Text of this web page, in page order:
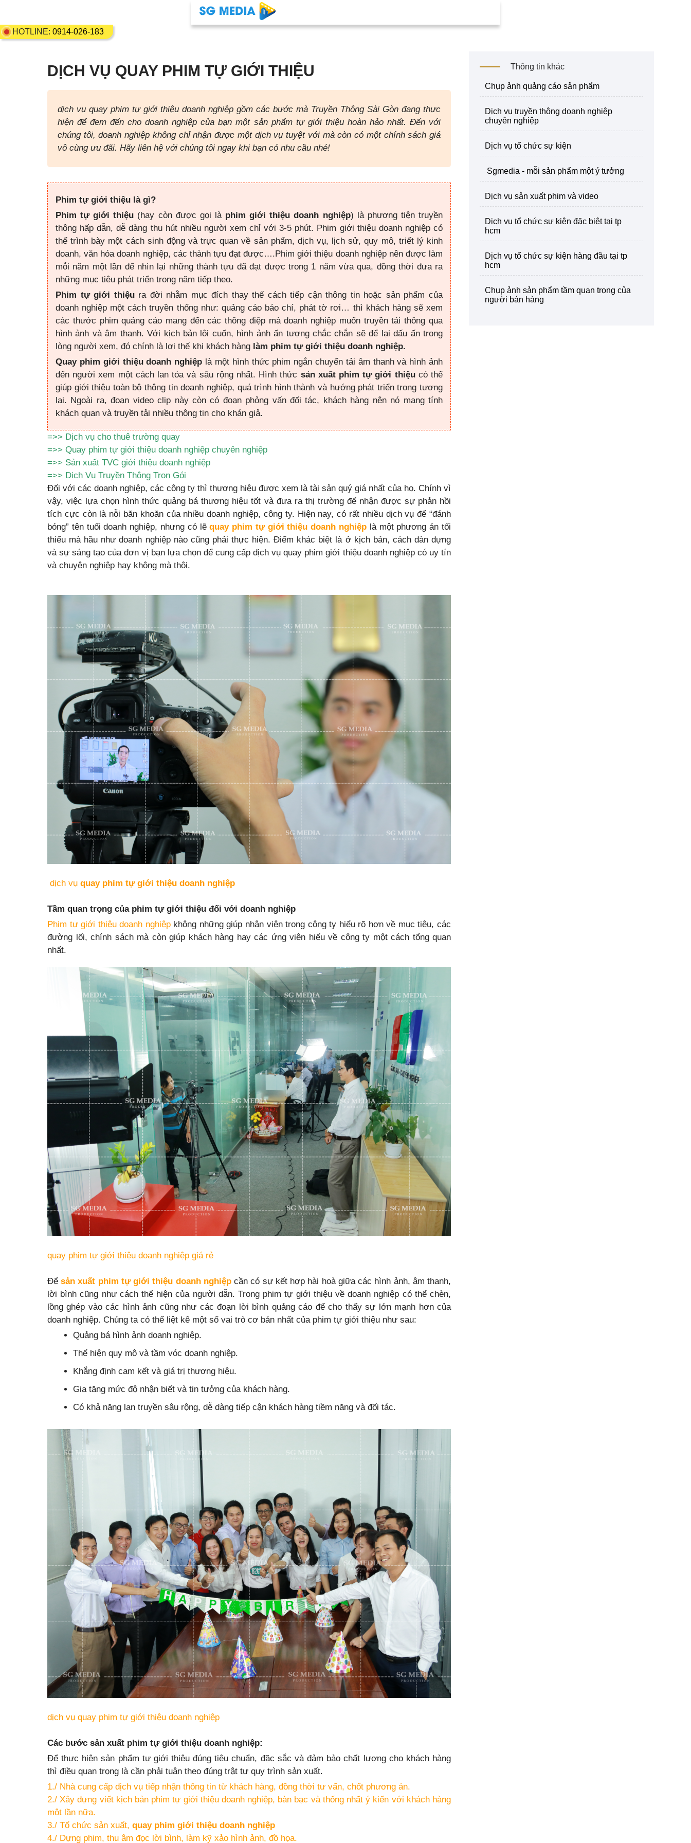
HOTLINE: 0914-026-183
DỊCH VỤ QUAY PHIM TỰ GIỚI THIỆU
dịch vụ quay phim tự giới thiệu doanh nghiệp gồm các bước mà Truyền Thông Sài Gòn đang thực
hiện để đem đến cho doanh nghiệp của bạn một sản phẩm tự giới thiệu hoàn hảo nhất. Đến với
chúng tôi, doanh nghiệp không chỉ nhận được một dịch vụ tuyệt với mà còn có một chính sách giá
vô cùng ưu đãi. Hãy liên hệ với chúng tôi ngay khi bạn có nhu cầu nhé!
Phim tự giới thiệu là gì?
Phim tự giới thiệu (hay còn được gọi là phimgiới thiệu doanh nghiệp) là phương tiện truyền
thông hấp dẫn, dễ dàng thu hút nhiều người xem chỉ với 3-5 phút. Phim giới thiệu doanh nghiệp có
thể trình bày một cách sinh động và trực quan về sản phẩm, dịch vụ, lịch sử, quy mô, triết lý kinh
doanh, văn hóa doanh nghiệp, các thành tựu đạt được….Phim giới thiệu doanh nghiệp nên được làm
mỗi năm một lần để nhìn lại những thành tựu đã đạt được trong 1 năm vừa qua, đồng thời đưa ra
những mục tiêu phát triển trong năm tiếp theo.
Phim tự giới thiệu ra đời nhằm mục đích thay thế cách tiếp cận thông tin hoặc sản phẩm của
doanh nghiệp một cách truyền thống như: quảng cáo báo chí, phát tờ rơi… thì khách hàng sẽ xem
các thước phim quảng cáo mang đến các thông điệp mà doanh nghiệp muốn truyền tải thông qua
hình ảnh và âm thanh. Với kịch bản lôi cuốn, hình ảnh ấn tượng chắc chắn sẽ để lại dấu ấn trong
lòng người xem, đó chính là lợi thế khi khách hàng làm phim tự giới thiệu doanh nghiệp.
Quay phim giới thiệu doanh nghiệp là một hình thức phim ngắn chuyển tải âm thanh và hình ảnh
đến người xem một cách lan tỏa và sâu rộng nhất. Hình thức sản xuất phim tự giới thiệucó thể
giúp giới thiệu toàn bộ thông tin doanh nghiệp, quá trình hình thành và hướng phát triển trong tương
lai. Ngoài ra, đoạn video clip này còn có đoạn phỏng vấn đối tác, khách hàng nên nó mang tính
khách quan và truyền tải nhiều thông tin cho khán giả.
=>> Dịch vụ cho thuê trường quay
=>> Quay phim tự giới thiệu doanh nghiệp chuyên nghiệp
=>> Sản xuất TVC giới thiệu doanh nghiệp
=>> Dịch Vụ Truyền Thông Trọn Gói
Đối với các doanh nghiệp, các công ty thì thương hiệu được xem là tài sản quý giá nhất của họ. Chính vì
vậy, việc lựa chọn hình thức quảng bá thương hiệu tốt và đưa ra thị trường để nhận được sự phản hồi
tích cực còn là nỗi băn khoăn của nhiều doanh nghiệp, công ty. Hiện nay, có rất nhiều dịch vụ để “đánh
bóng” tên tuổi doanh nghiệp, nhưng có lẽquay phim tự giới thiệu doanh nghiệp là một phương án tối
thiểu mà hầu như doanh nghiệp nào cũng phải thực hiện. Điểm khác biệt là ở kịch bản, cách dàn dựng
và sự sáng tạo của đơn vị bạn lựa chọn để cung cấp dịch vụ quay phim giới thiệu doanh nghiệp có uy tín
và chuyên nghiệp hay không mà thôi.
dịch vụ quay phim tự giới thiệu doanh nghiệp
Tầm quan trọng của phim tự giới thiệu đối với doanh nghiệp
Phim tự giới thiệu doanh nghiệpkhông những giúp nhân viên trong công ty hiểu rõ hơn về mục tiêu, các
đường lối, chính sách mà còn giúp khách hàng hay các ứng viên hiểu về công ty một cách tổng quan
nhất.
quay phim tự giới thiệu doanh nghiệp giá rẻ
Để sản xuất phim tự giới thiệu doanh nghiệpcần có sự kết hợp hài hoà giữa các hình ảnh, âm thanh,
lời bình cũng như cách thể hiện của người dẫn. Trong phim tự giới thiệu về doanh nghiệp có thể chèn,
lồng ghép vào các hình ảnh cũng như các đoạn lời bình quảng cáo để cho thấy sự lớn mạnh hơn của
doanh nghiệp. Chúng ta có thể liệt kê một số vai trò cơ bản nhất của phim tự giới thiệu như sau:
Quảng bá hình ảnh doanh nghiệp.
Thể hiện quy mô và tầm vóc doanh nghiệp.
Khẳng định cam kết và giá trị thương hiệu.
Gia tăng mức độ nhận biết và tin tưởng của khách hàng.
Có khả năng lan truyền sâu rộng, dễ dàng tiếp cận khách hàng tiềm năng và đối tác.
dịch vụ quay phim tự giới thiệu doanh nghiệp
Các bước sản xuất phim tự giới thiệu doanh nghiệp:
Để thực hiện sản phẩm tự giới thiệu đúng tiêu chuẩn, đặc sắc và đảm bảo chất lượng cho khách hàng
thì điều quan trọng là cần phải tuân theo đúng trật tự quy trình sản xuất.
1./ Nhà cung cấp dịch vụ tiếp nhận thông tin từ khách hàng, đồng thời tư vấn, chốt phương án.
2./ Xây dựng viết kịch bản phim tự giới thiệu doanh nghiệp, bàn bạc và thống nhất ý kiến với khách hàng
một lần nữa.
3./ Tổ chức sản xuất, quay phim giới thiệu doanh nghiệp
4./ Dựng phim, thu âm đọc lời bình, làm kỹ xảo hình ảnh, đồ họa.
Thông tin khác
chụp ảnh quảng cáo sản phẩm
dịch vụ truyền thông doanh nghiệp
chuyên nghiệp
dịch vụ tổ chức sự kiện
sgmedia - mỗi sản phẩm một ý tưởng
dịch vụ sản xuất phim và video
dịch vụ tổ chức sự kiện đặc biệt tại tp
hcm
dịch vụ tổ chức sự kiện hàng đầu tại tp
hcm
chụp ảnh sản phẩm tầm quan trọng của
người bán hàng